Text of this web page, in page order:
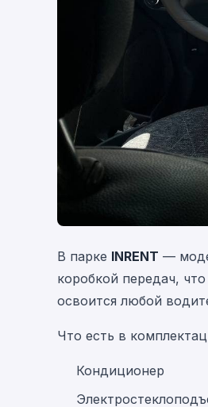
В парке INRENT —
коробкой передач,
освоится любой
Что есть в
Кондиционер